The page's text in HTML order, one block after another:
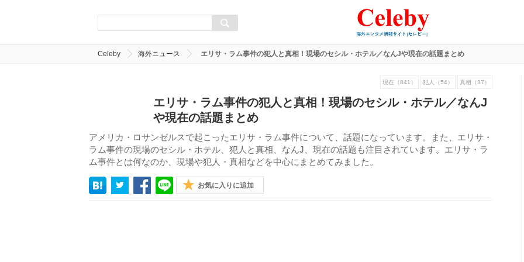
Celeby 海外ニュース エリサ・ラム事件の犯人と真相！現場のセシル・ホテル／なんJや現在の話題まとめ
現在（841） 犯人（54） 真相（37）
エリサ・ラム事件の犯人と真相！現場のセシル・ホテル／なんJ
や現在の話題まとめ
アメリカ・ロサンゼルスで起こったエリサ・ラム事件について、話題になっています。また、エリサ・
ラム事件の現場のセシル・ホテル、犯人と真相、なんJ、現在の話題も注目されています。エリサ・ラ
ム事件とは何なのか、現場や犯人・真相などを中心にまとめてみました。
お気に入りに追加